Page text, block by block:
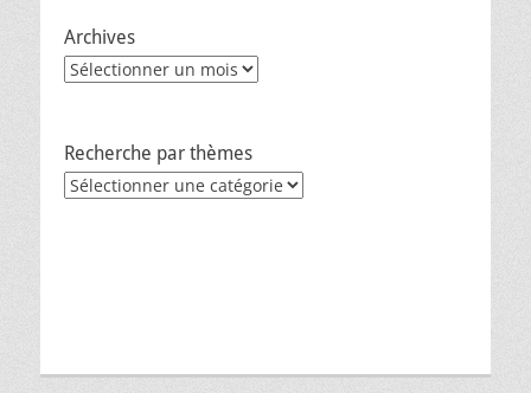
Archives
Archives
Recherche par thèmes
Recherche